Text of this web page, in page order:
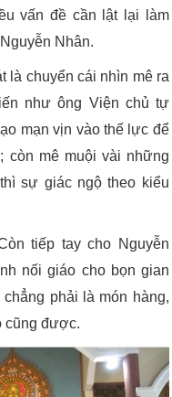
vấn đề cần lật lại làm
Nhân.
là chuyển cái nhìn mê ra
như ông Viện chủ tự
mạn vịn vào thế lực để
còn mê muội vài những
sự giác ngộ theo kiểu
tiếp tay cho Nguyễn
nối giáo cho bọn gian
phải là món hàng,
cũng được.